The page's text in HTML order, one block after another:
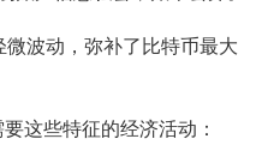
微波动，弥补了比特币最大
这些特征的经济活动：